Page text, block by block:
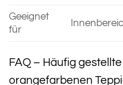
Geeignet
für
FAQ – Häufig
orangefarbenen